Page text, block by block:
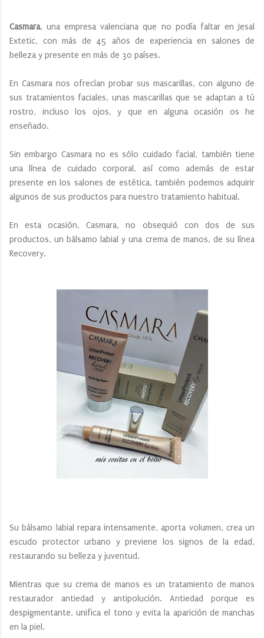
Casmara, una empresa valenciana que no podía faltar en Jesal
Extetic, con más de 45 años de experiencia en salones de
belleza y presente en más de 30 países.
En Casmara nos ofrecían probar sus mascarillas, con alguno de
sus tratamientos faciales, unas mascarillas que se adaptan a tú
rostro, incluso los ojos, y que en alguna ocasión os he
enseñado.
Sin embargo Casmara no es sólo cuidado facial, también tiene
una línea de cuidado corporal, así como además de estar
presente en los salones de estética, también podemos adquirir
algunos de sus productos para nuestro tratamiento habitual.
En esta ocasión, Casmara, no obsequió con dos de sus
productos, un bálsamo labial y una crema de manos, de su línea
Recovery.
Su bálsamo labial repara intensamente, aporta volumen, crea un
escudo protector urbano y previene los signos de la edad,
restaurando su belleza y juventud.
Mientras que su crema de manos es un tratamiento de manos
restaurador antiedad y antipolución. Antiedad porque es
despigmentante, unifica el tono y evita la aparición de manchas
en la piel.